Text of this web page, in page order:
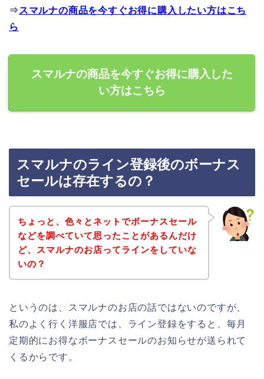
⇒ スマルナの商品を今すぐお得に購入したい方はこち
ら
スマルナの商品を今すぐお得に購入した
い方はこちら
スマルナのライン登録後のボーナス
セールは存在するの？
ちょっと、色々とネットでボーナスセール
などを調べていて思ったことがあるんだけ
ど、スマルナのお店ってラインをしていな
いの？
というのは、スマルナのお店の話ではないのですが、
私のよく行く洋服店では、ライン登録をすると、毎月
定期的にお得なボーナスセールのお知らせが送られて
くるからです。